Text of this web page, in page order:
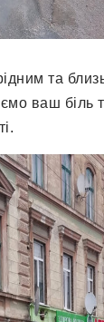
та
ваш біль